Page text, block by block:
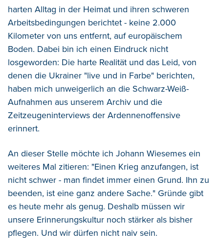
harten Alltag in der Heimat und ihren schweren
Arbeitsbedingungen berichtet - keine 2.000
Kilometer von uns entfernt, auf europäischem
Boden. Dabei bin ich einen Eindruck nicht
losgeworden: Die harte Realität und das Leid, von
denen die Ukrainer "live und in Farbe" berichten,
haben mich unweigerlich an die Schwarz-Weiß-
Aufnahmen aus unserem Archiv und die
Zeitzeugeninterviews der Ardennenoffensive
erinnert.
An dieser Stelle möchte ich Johann Wiesemes ein
weiteres Mal zitieren: "Einen Krieg anzufangen, ist
nicht schwer - man findet immer einen Grund. Ihn zu
beenden, ist eine ganz andere Sache." Gründe gibt
es heute mehr als genug. Deshalb müssen wir
unsere Erinnerungskultur noch stärker als bisher
pflegen. Und wir dürfen nicht naiv sein.